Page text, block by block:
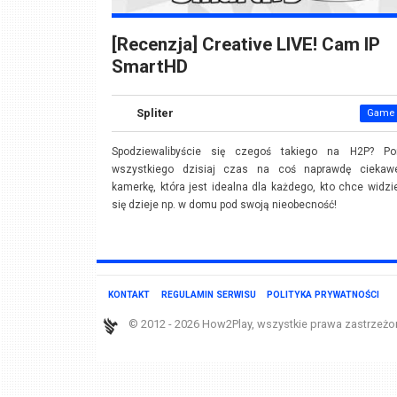
[Recenzja] Creative LIVE! Cam IP
SmartHD
Spliter Game
Spodziewalibyście się czegoś takiego na H2P?
wszystkiego dzisiaj czas na coś naprawdę
kamerkę, która jest idealna dla każdego, kto chce
się dzieje np. w domu pod swoją nieobecność!
KONTAKT REGULAMIN SERWISU POLITYKA PRYWATNOŚCI
© 2012 - 2026 How2Play, wszystkie prawa